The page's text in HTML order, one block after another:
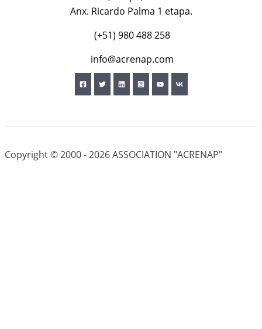
Anx. Ricardo Palma 1 etapa.
(+51) 980 488 258
info@acrenap.com
Copyright © 2000 - 2026 ASSOCIATION "ACRENAP"